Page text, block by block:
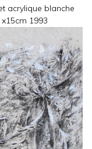
acrylique blanche
1993